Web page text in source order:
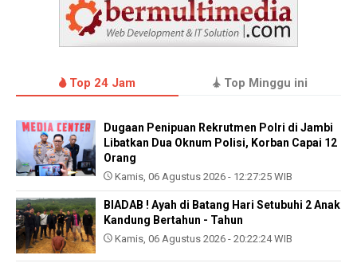
Top 24 Jam Top Minggu ini
Dugaan Penipuan Rekrutmen Polri di Jambi
Libatkan Dua Oknum Polisi, Korban Capai 12
Orang
Kamis, 06 Agustus 2026 - 12:27:25 WIB
BIADAB ! Ayah di Batang Hari Setubuhi 2 Anak
Kandung Bertahun - Tahun
Kamis, 06 Agustus 2026 - 20:22:24 WIB